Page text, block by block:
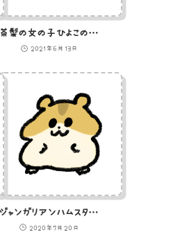
茶髪の女の子ひよこのイラスト
2021年6月13日
ジャンガリアンハムスターのイラスト
2020年7月20日